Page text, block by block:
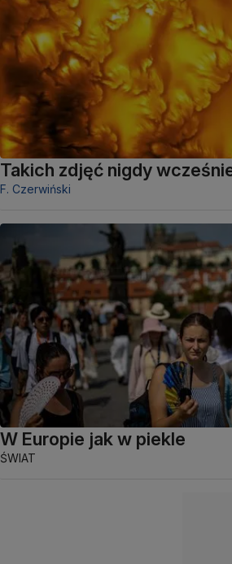
Takich zdjęć nigdy
F. Czerwiński
W Europie jak w piekle
ŚWIAT